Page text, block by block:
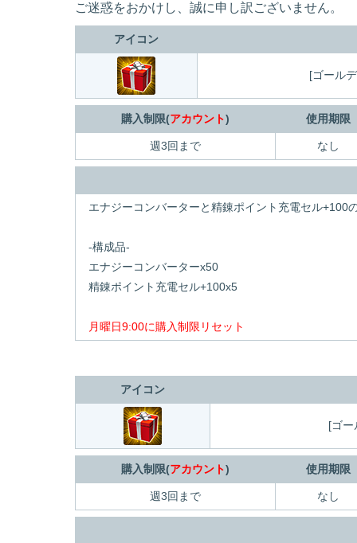
ご迷惑をおかけし、誠に申し訳ございません。
アイコン
[ゴール
購入制限(アカウント) 使用期限
週3回まで なし
エナジーコンバーターと精錬ポイント充電セル+100
-構成品-
エナジーコンバーターx50
精錬ポイント充電セル+100x5
月曜日9:00に購入制限リセット
アイコン
[ゴー
購入制限(アカウント) 使用期限
週3回まで なし